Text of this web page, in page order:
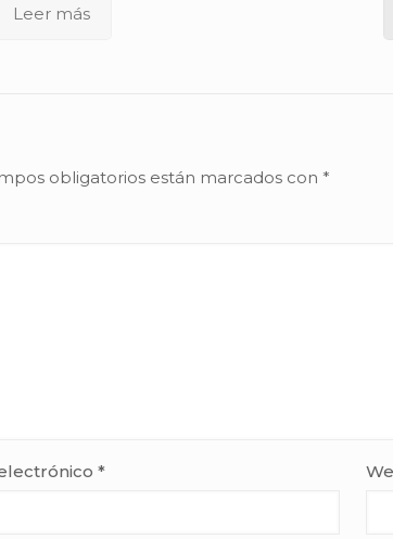
Leer más
obligatorios están marcados con *
*